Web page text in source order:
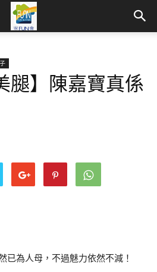
腿】陳嘉寶真係
已為人母，不過魅力依然不減！